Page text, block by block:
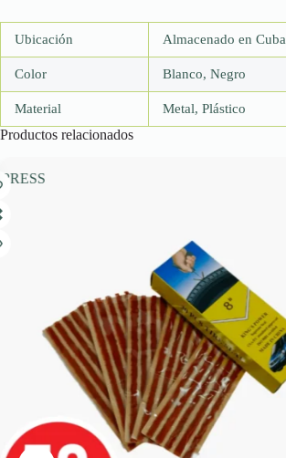
Ubicación Almacenado en Cuba
Color Blanco, Negro
Material Metal, Plástico
Productos relacionados